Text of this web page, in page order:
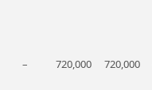
720,000
720,000
–